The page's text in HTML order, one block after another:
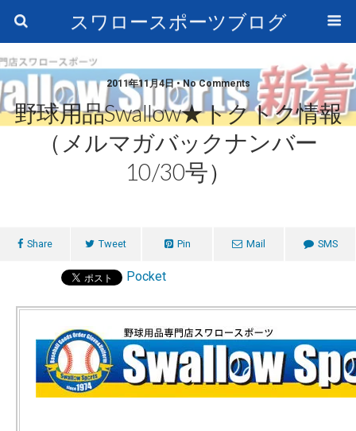
スワロースポーツブログ
2011年11月4日 • No Comments
野球用品swallow★トクトク情報
（メルマガバックナンバー
10/30号）
Share Tweet Pin Mail SMS
Pocket